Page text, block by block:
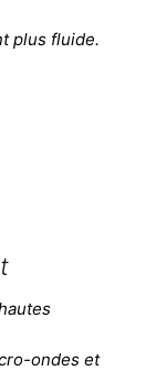
plus fluide.
ondes et